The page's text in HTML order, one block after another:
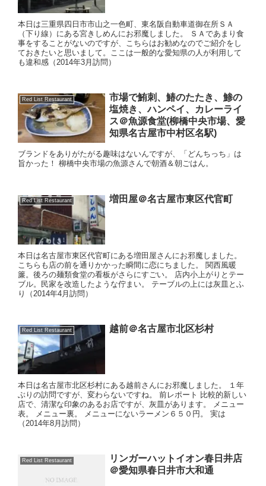
本日は三重県四日市市山之一色町、東名阪自動車道御在所ＳＡ
（下り線）にある宮きしめんにお邪魔しました。 ＳＡであまり食
事をすることがないのですが、こちらはお勧めなのでご紹介をし
ておきたいと思いまして。ここは一般的な愛知県の人が利用して
も違和感（2014年3月訪問）
Red List Restaurant
市場で鮪刺、鰆のたたき、鯵の
塩焼き、ハンペイ、カレーライ
ス＠魚源食堂(柳橋中央市場、愛
知県名古屋市中村区名駅)
ブランドをありがたがる趣味はないんですが、「どんちっち」は
旨かった！ 柳橋中央市場の魚源さんで朝酒＆朝ごはん。
Red List Restaurant 増田屋＠名古屋市東区代官町
本日は名古屋市東区代官町にある増田屋さんにお邪魔しました。
こちらも店の前を通りかかった瞬間に恋にちました。 関西風暖
簾。後ろの麺類食堂の看板がさらにすごい。 店内小上がりとテー
ブル。民家を改造したような佇まい。 テーブルの上には灰皿とふ
り（2014年4月訪問）
Red List Restaurant 越前＠名古屋市北区杉村
本日は名古屋市北区杉村にある越前さんにお邪魔しました。 １年
ぶりの訪問ですが、変わらないですね。 前レポート 比較的新しい
店で、清潔な印象のあるお店ですが、灰皿があります。 メニュー
表。 メニュー裏。 メニューにないラーメン６５０円。 実は
（2014年8月訪問）
Red List Restaurant
リンガーハットイオン春日井店
＠愛知県春日井市大和通